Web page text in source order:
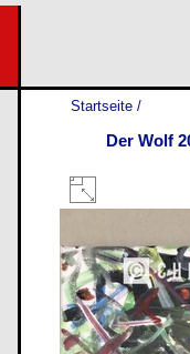
Startseite /
Der Wolf